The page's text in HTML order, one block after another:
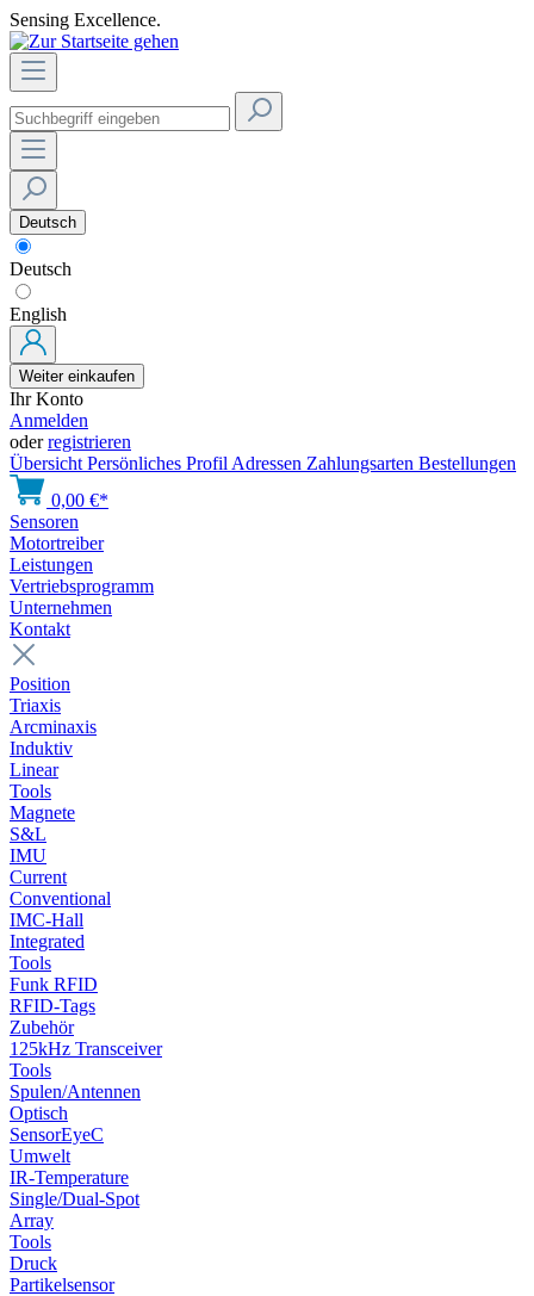
Sensing Excellence.
Deutsch
Deutsch
English
Weiter einkaufen
Ihr Konto
Anmelden
oderregistrieren
Übersicht Persönliches Profil Adressen Zahlungsarten Bestellungen
0,00 €*
Sensoren
Motortreiber
Leistungen
Vertriebsprogramm
Unternehmen
Kontakt
Position
Triaxis
Arcminaxis
Induktiv
Linear
Tools
Magnete
S&L
IMU
Current
Conventional
IMC-Hall
Integrated
Tools
Funk RFID
RFID-Tags
Zubehör
125kHz Transceiver
Tools
Spulen/Antennen
Optisch
SensorEyeC
Umwelt
IR-Temperature
Single/Dual-Spot
Array
Tools
Druck
Partikelsensor